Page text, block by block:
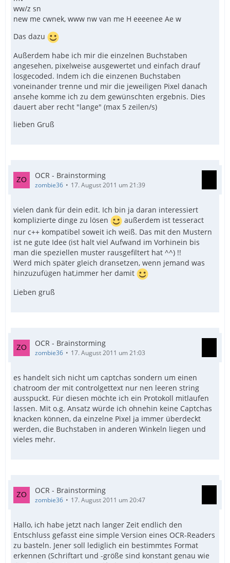
ww/z sn
new me cwnek, www nw van me H eeeenee Ae w
Das dazu
Außerdem habe ich mir die einzelnen Buchstaben
angesehen, pixelweise ausgewertet und einfach drauf
losgecoded. Indem ich die einzenen Buchstaben
voneinander trenne und mir die jeweiligen Pixel danach
ansehe komme ich zu dem gewünschten ergebnis. Dies
dauert aber recht "lange" (max 5 zeilen/s)
lieben Gruß
OCR - Brainstorming
zombie36 17. August 2011 um 21:39
vielen dank für dein edit. Ich bin ja daran interessiert
komplizierte dinge zu lösen
außerdem ist tesseract
nur c++ kompatibel soweit ich weiß. Das mit den Mustern
ist ne gute Idee (ist halt viel Aufwand im Vorhinein bis
man die speziellen muster rausgefiltert hat ^^) !!
Werd mich später gleich dransetzen, wenn jemand was
hinzuzufügen hat,immer her damit
Lieben gruß
OCR - Brainstorming
zombie36 17. August 2011 um 21:03
es handelt sich nicht um captchas sondern um einen
chatroom der mit controlgettext nur nen leeren string
ausspuckt. Für diesen möchte ich ein Protokoll mitlaufen
lassen. Mit o.g. Ansatz würde ich ohnehin keine Captchas
knacken können, da einzelne Pixel ja immer überdeckt
werden, die Buchstaben in anderen Winkeln liegen und
vieles mehr.
OCR - Brainstorming
zombie36 17. August 2011 um 20:47
Hallo, ich habe jetzt nach langer Zeit endlich den
Entschluss gefasst eine simple Version eines OCR-Readers
zu basteln. Jener soll lediglich ein bestimmtes Format
erkennen (Schriftart und -größe sind konstant genau wie